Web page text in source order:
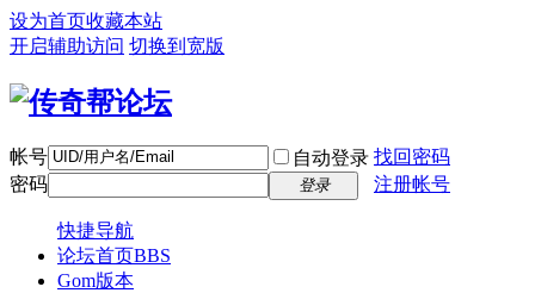
设为首页收藏本站
开启辅助访问 切换到宽版
帐号 自动登录 找回密码
密码
登录 注册帐号
快捷导航
论坛首页BBS
Gom版本